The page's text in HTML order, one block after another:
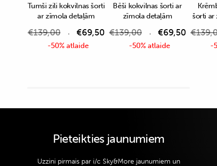
Tumši zili kokvilnas šorti
ar zīmola detaļām
€139,00 €69,50
-50% atlaide
Bēši kokvilnas šorti ar
zīmola detaļām
€139,00 €69,50
-50% atlaide
šorti ar
€
-
Pieteikties jaunumiem
Uzzini pirmais par i/c Sky&More jaunumiem un